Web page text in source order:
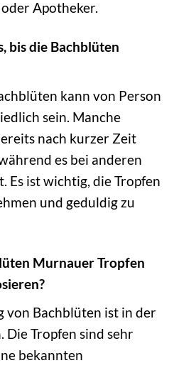
Apotheker.
bis die Bachblüten
kann von Person
sein. Manche
nach kurzer Zeit
es bei anderen
Es ist wichtig, die Tropfen
und geduldig zu
Murnauer Tropfen
von Bachblüten ist in der
Die Tropfen sind sehr
bekannten